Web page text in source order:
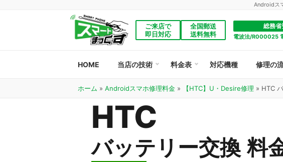
Androidス
ご来店で
即日対応
全国郵送
送料無料
総務省
電波法/R000025
HOME 当店の技術 料金表 対応機種 修理の
ホーム » Androidスマホ修理料金 » 【HTC】U・Desire修理 » HTC
HTC
バッテリー交換 料